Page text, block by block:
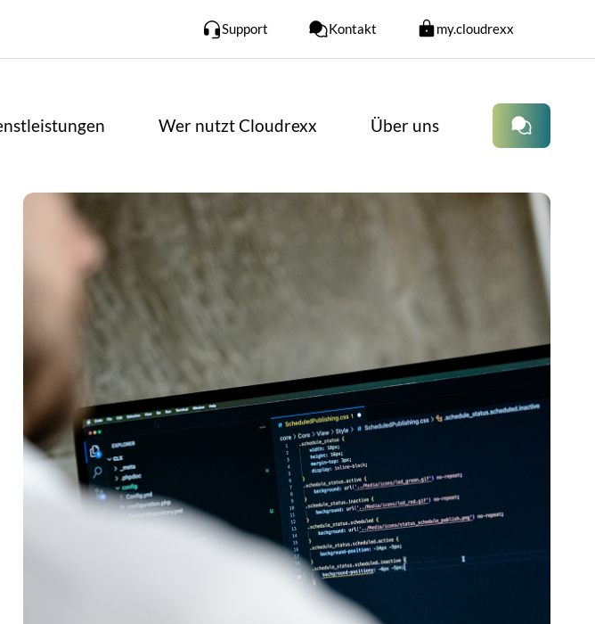
Support Kontakt my.cloudrexx
Wer nutzt Cloudrexx Über uns